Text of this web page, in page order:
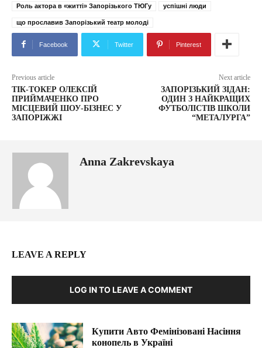
Роль актора в «житті» Запорізького ТЮГу успішні люди
що прославив Запорізький театр молоді
Facebook Twitter Pinterest
Previous article
ТІК-ТОКЕР ОЛЕКСІЙ
ПРИЙМАЧЕНКО ПРО
МІСЦЕВИЙ ШОУ-БІЗНЕС У
ЗАПОРІЖЖІ
Next article
ЗАПОРІЗЬКИЙ ЗІДАН:
ОДИН З НАЙКРАЩИХ
ФУТБОЛІСТІВ ШКОЛИ
“МЕТАЛУРГА”
Anna Zakrevskaya
LEAVE A REPLY
LOG IN TO LEAVE A COMMENT
Купити Авто Фемінізовані Насіння
конопель в Україні